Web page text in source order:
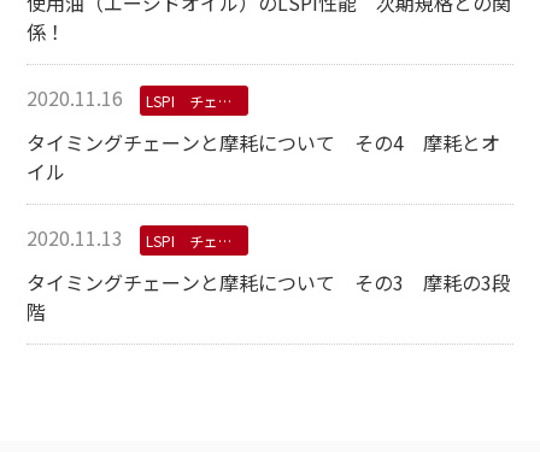
係！
2020.11.16 LSPI チェーン摩耗
タイミングチェーンと摩耗について その4 摩耗とオ
イル
2020.11.13 LSPI チェーン摩耗
タイミングチェーンと摩耗について その3 摩耗の3段
階